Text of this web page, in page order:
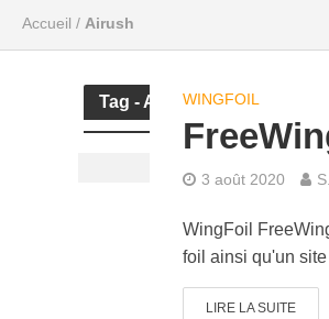
Accueil / Airush
Tag - AirushWINGFOIL
3 août 2020
WingFoil
foil ainsi qu'un
LIRE LA SUITE